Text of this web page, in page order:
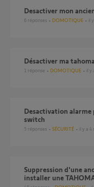
desactiver mon
6 réponses DOMOTIQUE
Désactiver ma
1 réponse DOMOTIQUE il
Desactivation alarme pendant un scenario créé sur Tahom
switch
5 réponses SÉCURITÉ il y a
Suppression d'une ancien box TAHOMA V2 pour pouvoir
installer une